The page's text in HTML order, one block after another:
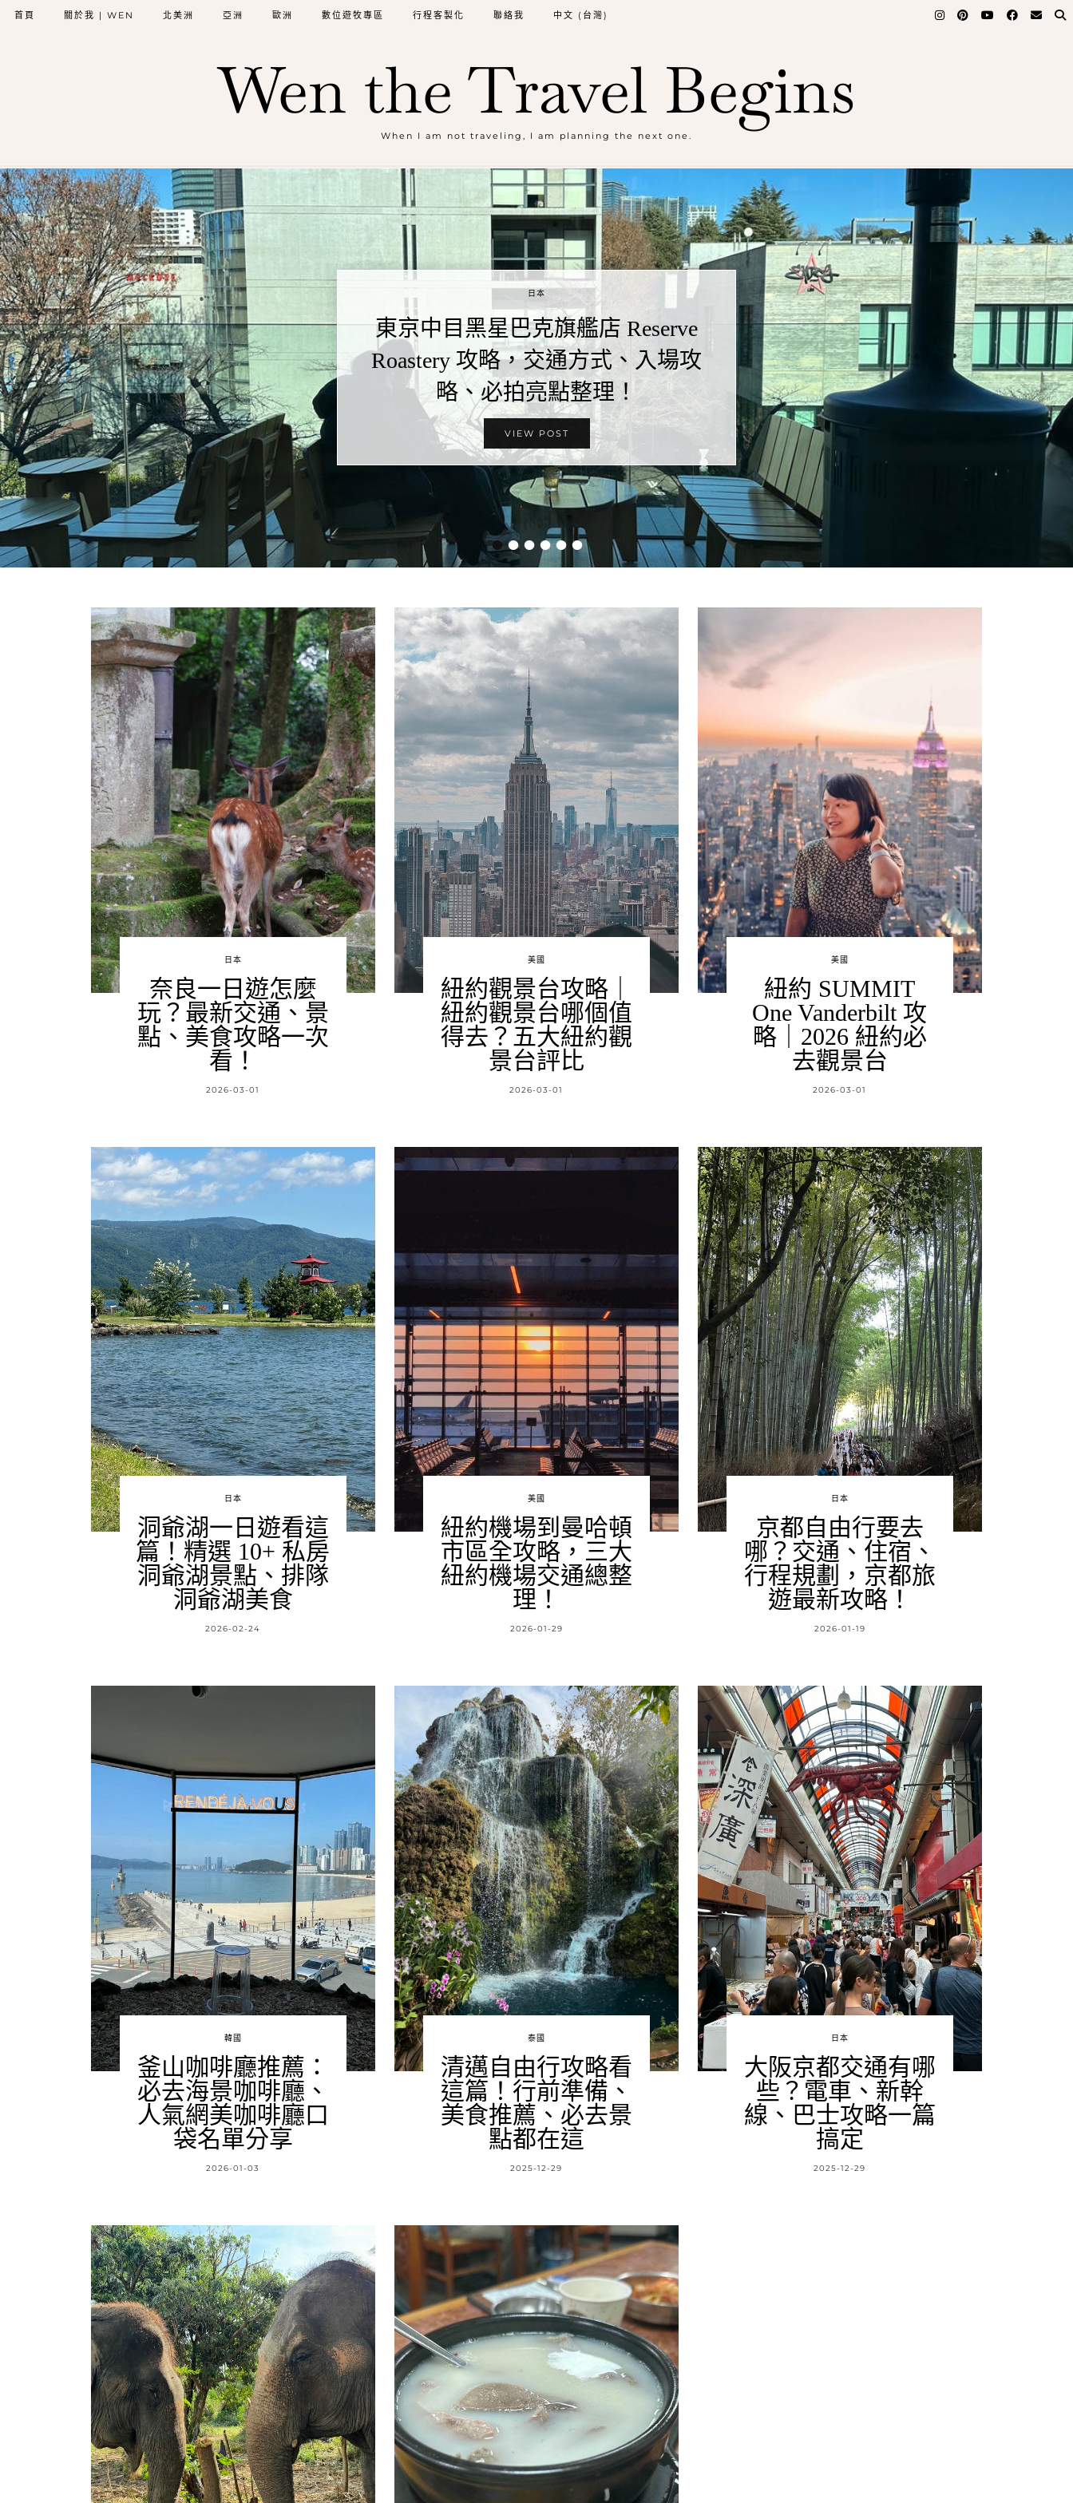
Wen the Travel Begins
When I am not traveling, I am planning the next one.
首頁 關於我 | WEN 北美洲 亞洲 歐洲 數位遊牧專區 行程客製化 聯絡我 中文 (台灣)
••••••
日本
東京中目黑星巴克旗艦店 Reserve
Roastery 攻略，交通方式、入場攻
略、必拍亮點整理！
VIEW POST
日本
奈良一日遊怎麼
玩？最新交通、景
點、美食攻略一次
看！
2026-03-01
美國
紐約觀景台攻略｜
紐約觀景台哪個值
得去？五大紐約觀
景台評比
2026-03-01
美國
紐約 SUMMIT
One Vanderbilt 攻
略｜2026 紐約必
去觀景台
2026-03-01
日本
洞爺湖一日遊看這
篇！精選 10+ 私房
洞爺湖景點、排隊
洞爺湖美食
2026-02-24
美國
紐約機場到曼哈頓
市區全攻略，三大
紐約機場交通總整
理！
2026-01-29
日本
京都自由行要去
哪？交通、住宿、
行程規劃，京都旅
遊最新攻略！
2026-01-19
韓國
釜山咖啡廳推薦：
必去海景咖啡廳、
人氣網美咖啡廳口
袋名單分享
2026-01-03
泰國
清邁自由行攻略看
這篇！行前準備、
美食推薦、必去景
點都在這
2025-12-29
日本
大阪京都交通有哪
些？電車、新幹
線、巴士攻略一篇
搞定
2025-12-29